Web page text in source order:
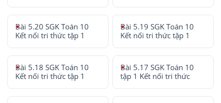
Bài 5.20 SGK Toán 10
Kết nối tri thức tập 1
Bài 5.19 SGK Toán 10
Kết nối tri thức tập 1
Bài 5.18 SGK Toán 10
Kết nối tri thức tập 1
Bài 5.17 SGK Toán 10
tập 1 Kết nối tri thức